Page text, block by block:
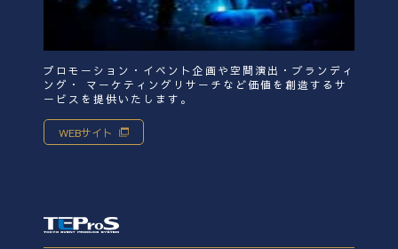
プロモーション・イベント企画や空間演出・ブランディ
ング・ マーケティングリサーチなど価値を創造するサ
ービスを提供いたします。
WEBサイト